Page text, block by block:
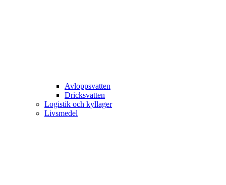
Avloppsvatten
Dricksvatten
Logistik och kyllager
Livsmedel